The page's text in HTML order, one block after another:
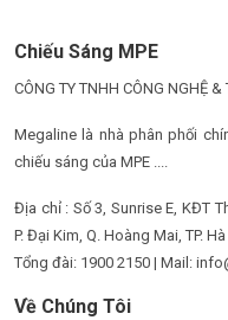
Chiếu Sáng MPE
CÔNG TY TNHH CÔNG NGHỆ
Megaline là nhà phân phối
chiếu sáng của MPE ....
Địa chỉ : Số 3, Sunrise E, KĐT
P. Đại Kim, Q. Hoàng Mai, TP.
Tổng đài: 1900 2150 | Mail:
Về Chúng Tôi